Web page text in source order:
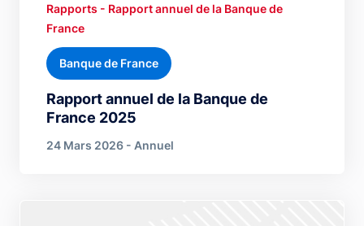
Rapport annuel de la Banque de
France 2025
Rapports - Rapport annuel de la Banque de
France
Banque de France
24 Mars 2026 - Annuel